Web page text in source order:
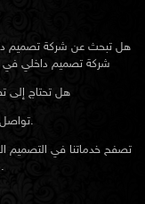
هل تبحث عن شركة تصميم
شركة تصميم داخلي في
هل تحتاج إلى
تواصل مع الكيدرا وابدأ مشروعك بثقة.
معنا الآن لحجز استشارتك.